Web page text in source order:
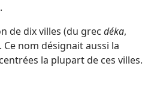
de dix villes (du grec déka,
Ce nom désignait aussi la
la plupart de ces villes.